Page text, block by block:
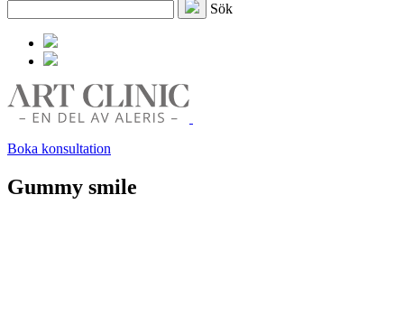
Sök
Boka konsultation
Gummy smile